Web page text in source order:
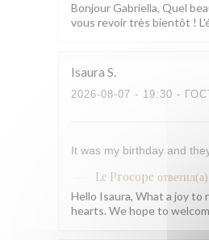
Bonjour Gabriella, Quel
vous revoir très bientôt !
Isaura S
2026-08-07 - 19:30 -
It was my birthday and
Le Procope
Hello Isaura, What a joy
hearts. We hope to